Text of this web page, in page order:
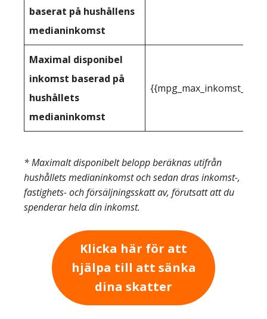
baserat på hushållens
medianinkomst
Maximal disponibel
inkomst baserad på
hushållets
medianinkomst
* Maximalt disponibelt belopp beräknas utifrån
hushållets medianinkomst och sedan dras inkomst-,
fastighets- och försäljningsskatt av, förutsatt att du
spenderar hela din inkomst.
Klicka här för att
hjälpa till att sänka
dina skatter